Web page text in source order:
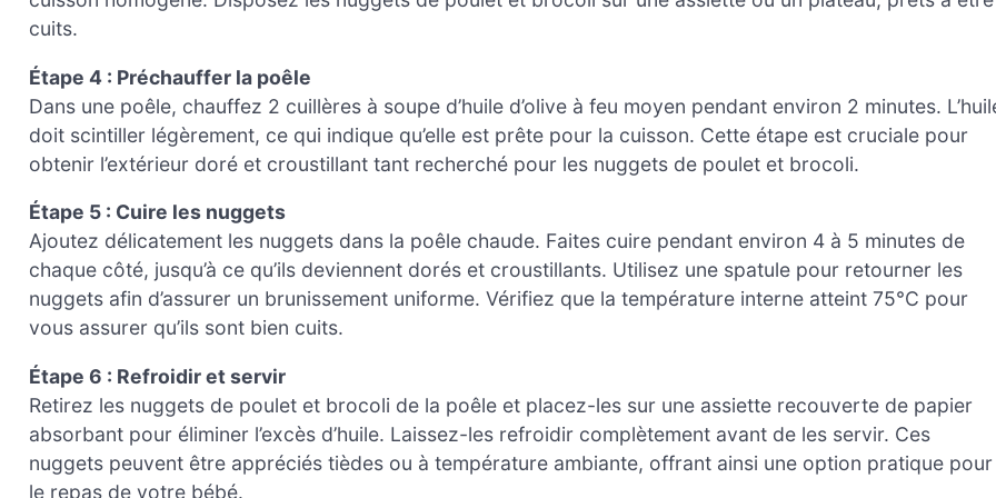
cuits.
Étape 4 : Préchauffer la poêle
Dans une poêle, chauffez 2 cuillères à soupe d’huile d’olive à feu moyen pendant environ 2 minutes.
doit scintiller légèrement, ce qui indique qu’elle est prête pour la cuisson. Cette étape est cruciale pour
obtenir l’extérieur doré et croustillant tant recherché pour les nuggets de poulet et brocoli.
Étape 5 : Cuire les nuggets
Ajoutez délicatement les nuggets dans la poêle chaude. Faites cuire pendant environ 4 à 5 minutes de
chaque côté, jusqu’à ce qu’ils deviennent dorés et croustillants. Utilisez une spatule pour retourner les
nuggets afin d’assurer un brunissement uniforme. Vérifiez que la température interne atteint 75°C pour
vous assurer qu’ils sont bien cuits.
Étape 6 : Refroidir et servir
Retirez les nuggets de poulet et brocoli de la poêle et placez-les sur une assiette recouverte de papier
absorbant pour éliminer l’excès d’huile. Laissez-les refroidir complètement avant de les servir. Ces
nuggets peuvent être appréciés tièdes ou à température ambiante, offrant ainsi une option pratique pour
le repas de votre bébé.